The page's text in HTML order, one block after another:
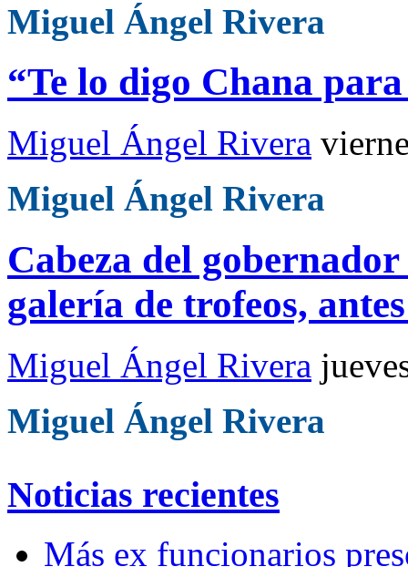
Miguel Ángel Rivera
“Te lo digo Chana
Miguel Ángel Rivera
Miguel Ángel Rivera
Cabeza del
galería de trofeos,
Miguel Ángel Rivera
Miguel Ángel Rivera
Noticias recientes
Más ex funcionarios